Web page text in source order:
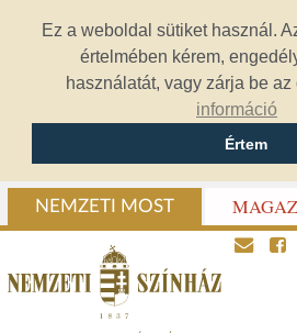
Ez a weboldal sütiket használ.
értelmében kérem,
használatát, vagy zárja be az
információ
Értem
NEMZETI MOST